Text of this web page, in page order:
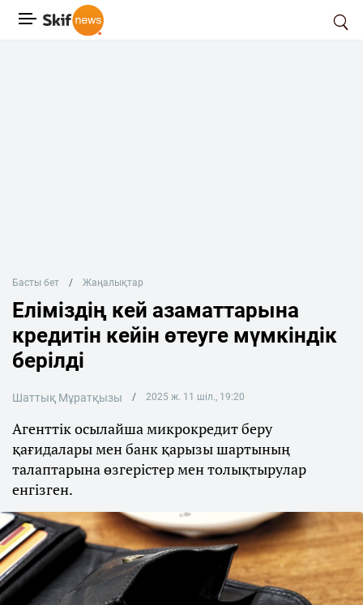
Басты бет Жаңалықтар
Еліміздің кей азаматтарына
кредитін кейін өтеуге мүмкіндік
берілді
Шаттық Мұратқызы 2025 ж. 11 шіл., 19:20
Агенттік осылайша микрокредит беру
қағидалары мен банк қарызы шартының
талаптарына өзгерістер мен толықтырулар
енгізген.